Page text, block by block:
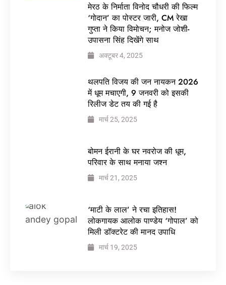
मेरठ के निर्माता विनोद चौधरी की फिल्म
‘गोदान’ का पोस्टर जारी, CM रेखा
गुप्ता ने किया विमोचन; मनोज जोशी-
उपासना सिंह दिखेंगे साथ
अक्टूबर 4, 2025
थलपति विजय की जन नायकन 2026
में धूम मचाएगी, 9 जनवरी को इसकी
रिलीज डेट तय की गई है
मार्च 25, 2025
बोमन ईरानी के घर नवरोज की धूम,
परिवार के साथ मनाया जश्न
मार्च 21, 2025
‘माटी के लाल’ ने रचा इतिहास!
लोकगायक आलोक पाण्डेय ‘गोपाल’ को
मिली डॉक्टरेट की मानद उपाधि
मार्च 19, 2025